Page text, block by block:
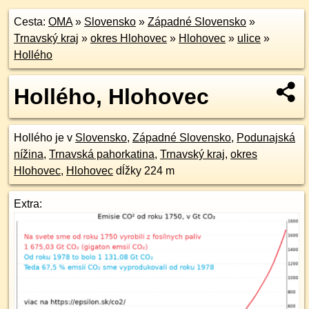
Cesta: OMA» Slovensko » Západné Slovensko »
Trnavský kraj » okres Hlohovec » Hlohovec » ulice »
Hollého
Hollého, Hlohovec
Hollého je v Slovensko, Západné Slovensko, Podunajská
nížina, Trnavská pahorkatina, Trnavský kraj, okres
Hlohovec, Hlohovec dĺžky 224 m
Extra: